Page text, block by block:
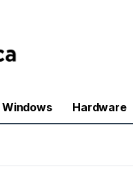
Windows Hardware